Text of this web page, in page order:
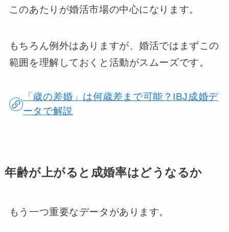
このあたりが婚活市場の中心になります。
もちろん例外はありますが、婚活ではまずこの
範囲を理解しておくと活動がスムーズです。
「歳の差婚」は何歳差まで可能？IBJ成婚デ
ータで解説
年齢が上がると成婚率はどうなるか
もう一つ重要なデータがあります。